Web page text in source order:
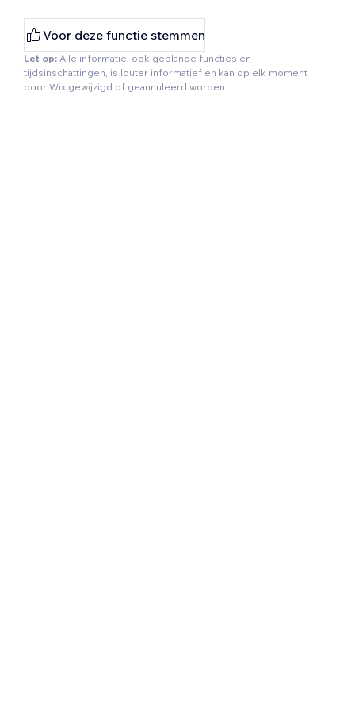
Voor deze functie stemmen
Let op: Alle informatie, ook geplande functies en
tijdsinschattingen, is louter informatief en kan op elk moment
door Wix gewijzigd of geannuleerd worden.